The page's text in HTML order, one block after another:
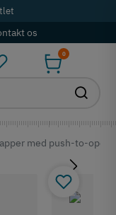
os
0
med push-to-open